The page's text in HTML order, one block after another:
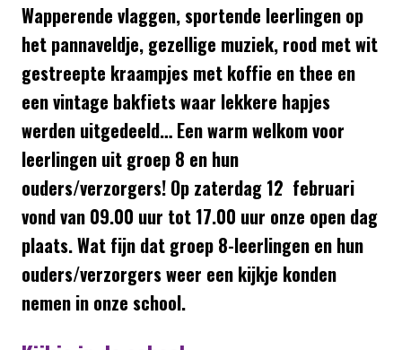
Wapperende vlaggen, sportende leerlingen op
het pannaveldje, gezellige muziek, rood met wit
gestreepte kraampjes met koffie en thee en
een vintage bakfiets waar lekkere hapjes
werden uitgedeeld… Een warm welkom voor
leerlingen uit groep 8 en hun
ouders/verzorgers! Op zaterdag 12 februari
vond van 09.00 uur tot 17.00 uur onze open dag
plaats. Wat fijn dat groep 8-leerlingen en hun
ouders/verzorgers weer een kijkje konden
nemen in onze school.